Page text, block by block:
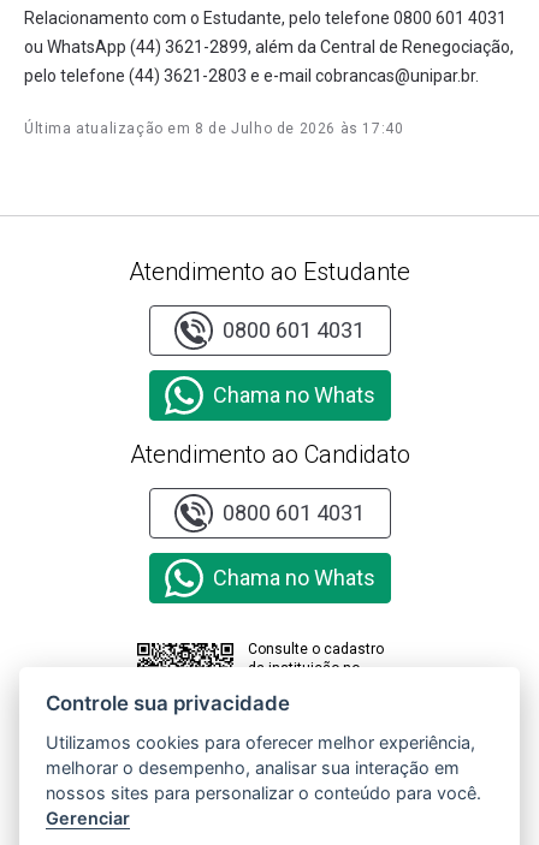
Relacionamento com o Estudante, pelo telefone 0800 601 4031
ou WhatsApp (44) 3621-2899, além da Central de Renegociação,
pelo telefone (44) 3621-2803 e e-mail cobrancas@unipar.br.
Última atualização em 8 de Julho de 2026 às 17:40
Atendimento ao Estudante
0800 601 4031
Chama no Whats
Atendimento ao Candidato
0800 601 4031
Chama no Whats
Consulte o cadastro
da instituição no
Clique aqui e
acesse o
Controle sua privacidade
Utilizamos cookies para oferecer melhor experiência,
melhorar o desempenho, analisar sua interação em
nossos sites para personalizar o conteúdo para você.
Gerenciar